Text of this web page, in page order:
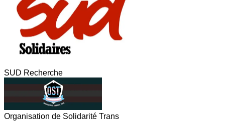
SUD Recherche
Organisation de Solidarité Trans